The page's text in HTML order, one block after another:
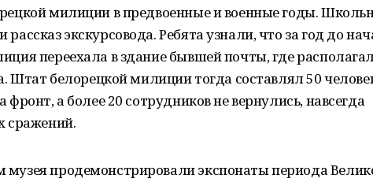
милиции в предвоенные и военные годы.
экскурсовода. Ребята узнали, что за год до
переехала в здание бывшей почты, где
Штат белорецкой милиции тогда составлял 50
а более 20 сотрудников не вернулись, навсегда
сражений.
продемонстрировали экспонаты периода